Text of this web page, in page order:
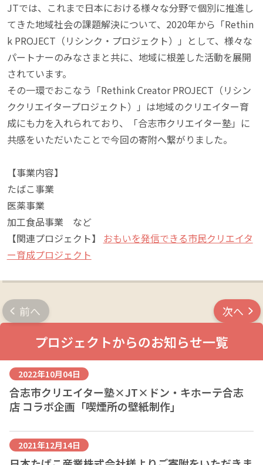
JTでは、これまで日本における様々な分野で個別に推進し
てきた地域社会の課題解決について、2020年から「Rethin
k PROJECT（リシンク・プロジェクト）」として、様々な
パートナーのみなさまと共に、地域に根差した活動を展開
されています。
その一環でおこなう「Rethink Creator PROJECT（リシン
ククリエイタープロジェクト）」は地域のクリエイター育
成にも力を入れられており、「合志市クリエイター塾」に
共感をいただいたことで今回の寄附へ繋がりました。
【事業内容】
たばこ事業
医薬事業
加工食品事業　など
【関連プロジェクト】
おもいを発信できる市民クリエイタ
ー育成プロジェクト
前へ 次へ
プロジェクトからのお知らせ一覧
2022年10月04日
合志市クリエイター塾×JT×ドン・キホーテ合志
店 コラボ企画「喫煙所の壁紙制作」
2021年12月14日